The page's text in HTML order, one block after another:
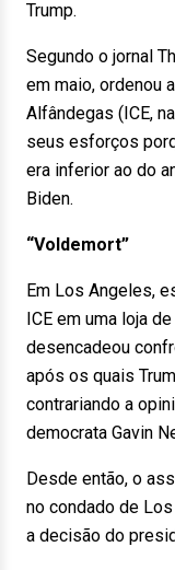
Trump.
Segundo o jornal
em maio, ordenou
Alfândegas (ICE,
seus esforços
era inferior ao do
Biden.
“Voldemort”
Em Los Angeles,
ICE em uma loja
desencadeou
após os quais
contrariando a
democrata Gavin
Desde então, o
no condado de
a decisão do